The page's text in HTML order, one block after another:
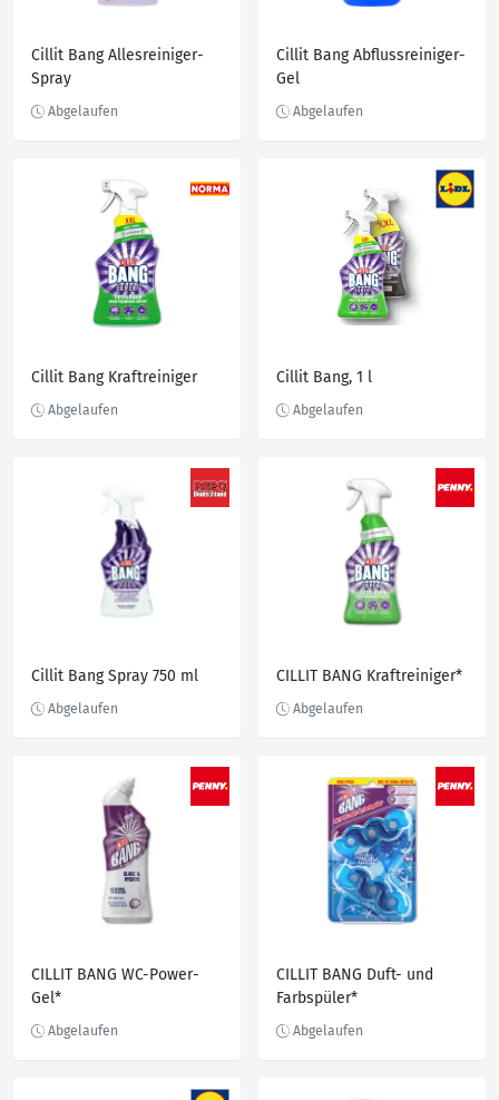
Cillit Bang Allesreiniger-
Spray
Cillit Bang Abflussreiniger-
Gel
Cillit Bang Kraftreiniger Cillit Bang, 1 l
Cillit Bang Spray 750 ml CILLIT BANG Kraftreiniger*
CILLIT BANG WC-Power-
Gel*
CILLIT BANG Duft- und
Farbspüler*